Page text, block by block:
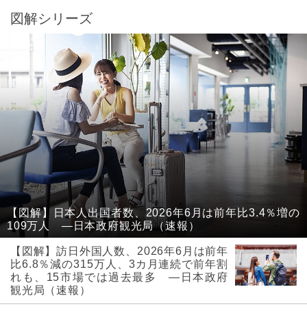
図解シリーズ
【図解】日本人出国者数、2026年6月は前年比3.4％増の
109万人 ―日本政府観光局（速報）
【図解】訪日外国人数、2026年6月は前年
比6.8％減の315万人、3カ月連続で前年割
れも、15市場では過去最多 ―日本政府
観光局（速報）